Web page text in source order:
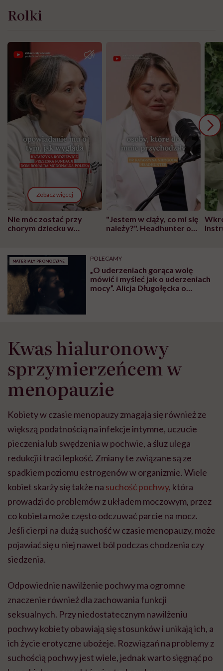
Rolki
Zobacz więcej
Nie móc zostać przy
chorym dziecku w
może chyba tylko
głupota i brak
wyobraźni"
"Jestem w ciąży, co mi się
należy?". Headhunter o
pracy
MATERIAŁY PROMOCYJNE POLECAMY
„O uderzeniach gorąca wolę
mówić i myśleć jak o uderzeniach
mocy”. Alicja Długołęcka o
Kwas hialuronowy
sprzymierzeńcem w
menopauzie
Kobiety w czasie menopauzy zmagają się również ze
większą podatnością na infekcje intymne, uczucie
pieczenia lub swędzenia w pochwie, a śluz ulega
redukcji i traci lepkość. Zmiany te związane są ze
spadkiem poziomu estrogenów w organizmie. Wiele
kobiet skarży się także na suchość pochwy, która
prowadzi do problemów z układem moczowym, przez
co kobieta może często odczuwać parcie na mocz.
Jeśli cierpi na dużą suchość w czasie menopauzy, może
pojawiać się u niej nawet ból podczas chodzenia czy
siedzenia.
Odpowiednie nawilżenie pochwy ma ogromne
znaczenie również dla zachowania funkcji
seksualnych. Przy niedostatecznym nawilżeniu
pochwy kobiety obawiają się stosunków i unikają ich, a
ich życie erotyczne ubożeje. Rozwiązań na problemy z
suchością pochwy jest wiele, jednak warto sięgnąć po